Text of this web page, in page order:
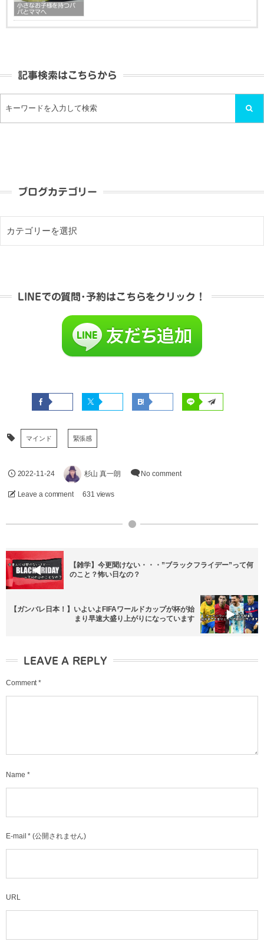
小さなお子様を持つパ
パとママへ
記事検索はこちらから
ブログカテゴリー
LINEでの質問･予約はこちらをクリック！
マインド 緊張感
2022-11-24 杉山 真一朗 No comment
Leave a comment 631 views
【雑学】今更聞けない・・・”ブラックフライデー”って何
のこと？怖い日なの？
【ガンバレ日本！】いよいよFIFAワールドカップが杯が始
まり早速大盛り上がりになっています
LEAVE A REPLY
Comment *
Name *
E-mail * (公開されません)
URL